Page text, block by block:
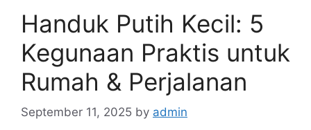
Handuk Putih Kecil: 5
Kegunaan Praktis untuk
Rumah & Perjalanan
September 11, 2025 by admin